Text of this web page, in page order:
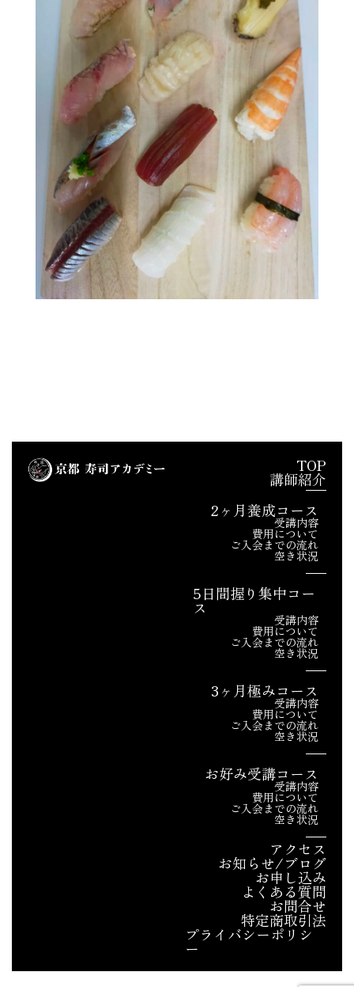
TOP
講師紹介
2ヶ月養成コース
受講内容
費用について
ご入会までの流れ
空き状況
5日間握り集中コー
ス
受講内容
費用について
ご入会までの流れ
空き状況
3ヶ月極みコース
受講内容
費用について
ご入会までの流れ
空き状況
お好み受講コース
受講内容
費用について
ご入会までの流れ
空き状況
アクセス
お知らせ/ブログ
お申し込み
よくある質問
お問合せ
特定商取引法
プライバシーポリシ
ー